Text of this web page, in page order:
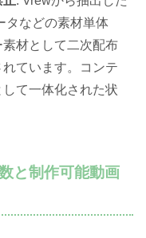
タなどの素材単体
材として二次配布
ています。コンテ
て一体化された状
と制作可能動画